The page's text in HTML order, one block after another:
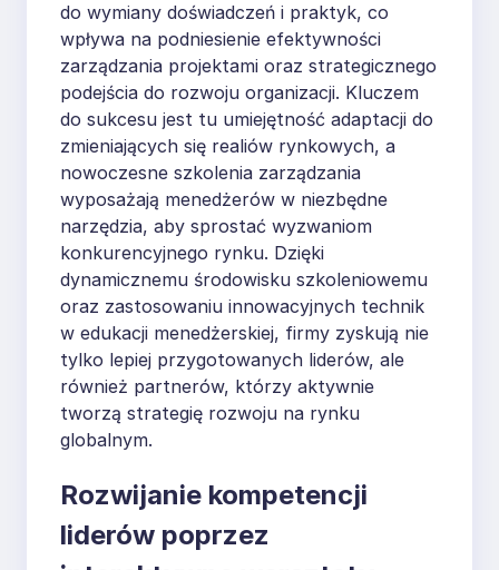
do wymiany doświadczeń i praktyk, co
wpływa na podniesienie efektywności
zarządzania projektami oraz strategicznego
podejścia do rozwoju organizacji. Kluczem
do sukcesu jest tu umiejętność adaptacji do
zmieniających się realiów rynkowych, a
nowoczesne szkolenia zarządzania
wyposażają menedżerów w niezbędne
narzędzia, aby sprostać wyzwaniom
konkurencyjnego rynku. Dzięki
dynamicznemu środowisku szkoleniowemu
oraz zastosowaniu innowacyjnych technik
w edukacji menedżerskiej, firmy zyskują nie
tylko lepiej przygotowanych liderów, ale
również partnerów, którzy aktywnie
tworzą strategię rozwoju na rynku
globalnym.
Rozwijanie kompetencji
liderów poprzez